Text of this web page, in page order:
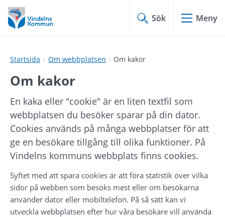
Hoppa
till
innehåll
Hoppa
till
undermeny
Sök Meny
Startsida Om webbplatsen Om kakor
Om kakor
En kaka eller "cookie" är en liten textfil som
webbplatsen du besöker sparar på din dator.
Cookies används på många webbplatser för att
ge en besökare tillgång till olika funktioner. På
Vindelns kommuns webbplats finns cookies.
Syftet med att spara cookies är att föra statistik över vilka
sidor på webben som besöks mest eller om besökarna
använder dator eller mobiltelefon. På så sätt kan vi
utveckla webbplatsen efter hur våra besökare vill använda